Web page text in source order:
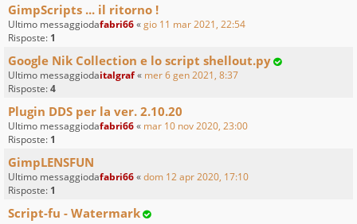
GimpScripts ... il ritorno !
Ultimo messaggiodafabri66«gio 11 mar 2021, 22:54
Risposte: 1
Google Nik Collection e lo script shellout.py
Ultimo messaggiodaitalgraf« mer 6 gen 2021, 8:37
Risposte:4
Plugin DDS per la ver. 2.10.20
Ultimo messaggiodafabri66« mar 10 nov 2020, 23:00
Risposte: 1
GimpLENSFUN
Ultimo messaggiodafabri66«dom 12 apr 2020, 17:10
Risposte: 1
Script-fu - Watermark